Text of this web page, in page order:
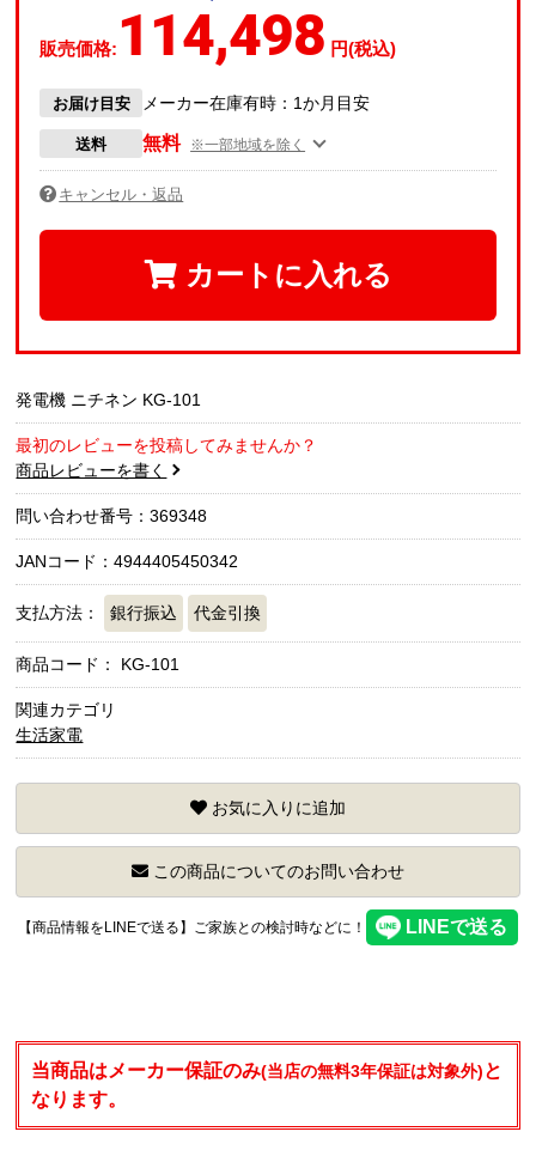
販売価格: 114,498 円(税込)
お届け目安 メーカー在庫有時：1か月目安
送料 無料 ※一部地域を除く
キャンセル・返品
カートに入れる
発電機 ニチネン KG-101
最初のレビューを投稿してみませんか？
商品レビューを書く
問い合わせ番号：369348
JANコード：4944405450342
支払方法： 銀行振込 代金引換
商品コード： KG-101
関連カテゴリ
生活家電
お気に入りに追加
この商品についてのお問い合わせ
【商品情報をLINEで送る】ご家族との検討時などに！
当商品はメーカー保証のみ(当店の無料3年保証は対象外)と
なります。